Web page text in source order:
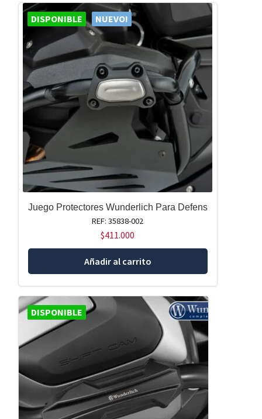
DISPONIBLE NUEVO!
Juego Protectores Wunderlich Para Defens
REF: 35838-002
$411.000
Añadir al carrito
DISPONIBLE